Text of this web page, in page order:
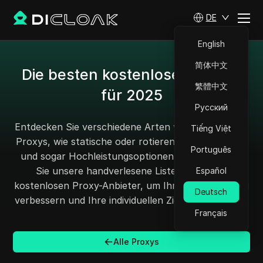
DE
English
简体中文
繁體中文
Русский
Tiếng Việt
Português
Español
Deutsch
Français
Die besten kostenlosen Proxys
für 2025
Entdecken Sie verschiedene Arten von kostenlosen
Proxys, wie statische oder rotierende Alternativen,
und sogar Hochleistungsoptionen. Durchstöbern
Sie unsere handverlesene Liste der besten
kostenlosen Proxy-Anbieter, um Ihr Surferlebnis zu
verbessern und Ihre individuellen Ziele zu erreichen.
Alle Proxys